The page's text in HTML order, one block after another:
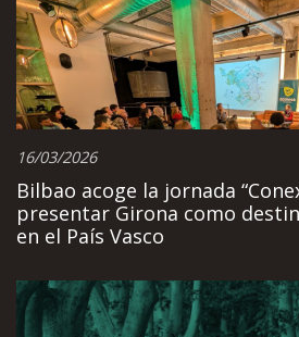
16/03/2026
Bilbao acoge la jornada
presentar Girona como
en el País Vasco